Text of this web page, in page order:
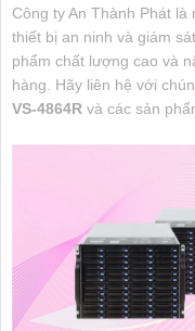
Công ty An Thành Phát
thiết bị an ninh và giám
phẩm chất lượng cao và
hàng. Hãy liên hệ với
VS-4864R và các sản